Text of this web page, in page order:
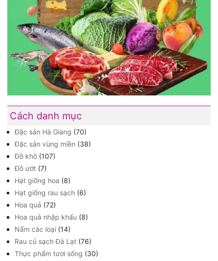
Cách danh mục
Đặc sản Hà Giang (70)
Đặc sản vùng miền (38)
Đồ khô (107)
Đồ ướt (7)
Hạt giống hoa (8)
Hạt giống rau sạch (6)
Hoa quả (72)
Hoa quả nhập khẩu (8)
Nấm các loại (14)
Rau củ sạch Đà Lạt (76)
Thực phẩm tươi sống (30)